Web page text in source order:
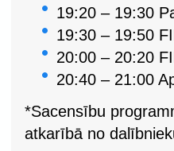
19:20 – 19:30
19:30 – 19:50
20:00 – 20:20
20:40 – 21:00
*Sacensību
atkarībā no